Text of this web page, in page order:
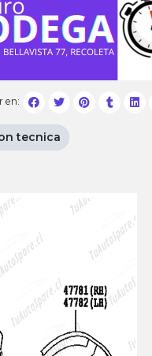
en:
tecnica